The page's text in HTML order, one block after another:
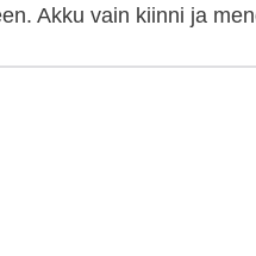
Akku vain kiinni ja